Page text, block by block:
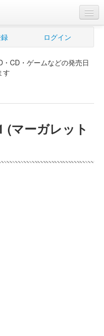
ログイン
CD・ゲームなどの発売日
す
(マーガレット